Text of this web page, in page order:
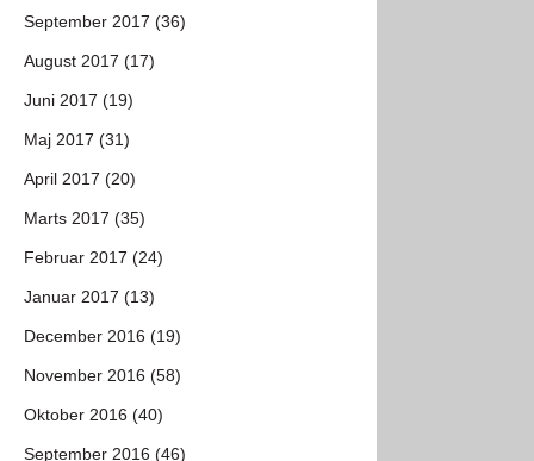
September 2017 (36)
August 2017 (17)
Juni 2017 (19)
Maj 2017 (31)
April 2017 (20)
Marts 2017 (35)
Februar 2017 (24)
Januar 2017 (13)
December 2016 (19)
November 2016 (58)
Oktober 2016 (40)
September 2016 (46)